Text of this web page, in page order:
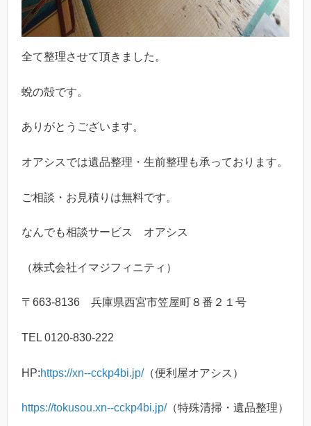
全て整理させて頂きました。
蛻の殻です。
ありがとうございます。
オアシスでは遺品整理・生前整理も承っております。
ご相談・お見積りは無料です。
なんでも相談サービス オアシス
（株式会社イマジフィニティ）
〒663-8136 兵庫県西宮市笠屋町８番２１号
TEL 0120-830-222
HP:https://xn--cckp4bi.jp/（便利屋オアシス）
https://tokusou.xn--cckp4bi.jp/（特殊清掃・遺品整理）